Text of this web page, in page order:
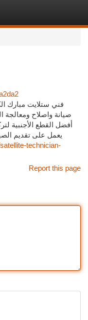
فني ستلايت مبارك
صيانة واصلاح ومعالجة
أفضل القطع الأجنبية
يعمل على تقديم
technician-
Report this page